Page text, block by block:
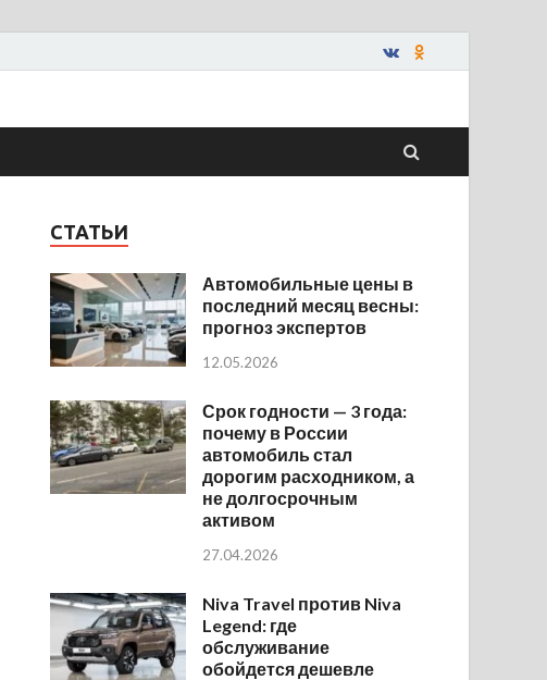
СТАТЬИ
Автомобильные цены в
последний месяц весны:
прогноз экспертов
12.05.2026
Срок годности — 3 года:
почему в России
автомобиль стал
дорогим расходником, а
не долгосрочным
активом
27.04.2026
Niva Travel против Niva
Legend: где
обслуживание
обойдется дешевле